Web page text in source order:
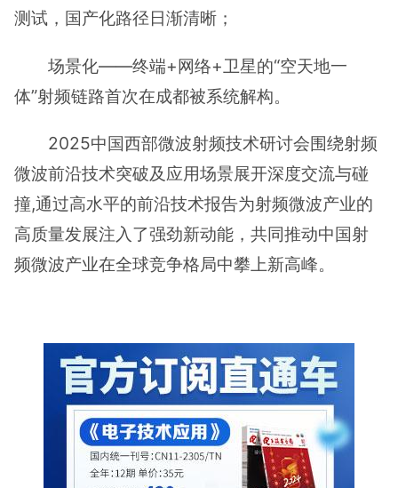
测试，国产化路径日渐清晰；
场景化——终端+网络+卫星的“空天地一
体”射频链路首次在成都被系统解构。
2025中国西部微波射频技术研讨会围绕射频
微波前沿技术突破及应用场景展开深度交流与碰
撞,通过高水平的前沿技术报告为射频微波产业的
高质量发展注入了强劲新动能，共同推动中国射
频微波产业在全球竞争格局中攀上新高峰。